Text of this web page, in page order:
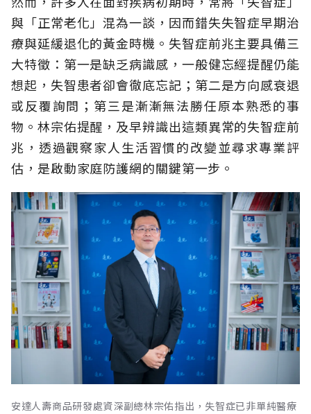
與「正常老化」混為一談，因而錯失失智症早期治
療與延緩退化的黃金時機。失智症前兆主要具備三
大特徵：第一是缺乏病識感，一般健忘經提醒仍能
想起，失智患者卻會徹底忘記；第二是方向感衰退
或反覆詢問；第三是漸漸無法勝任原本熟悉的事
物。林宗佑提醒，及早辨識出這類異常的失智症前
兆，透過觀察家人生活習慣的改變並尋求專業評
估，是啟動家庭防護網的關鍵第一步。
安達人壽商品研發處資深副總林宗佑指出，失智症已非單純醫療